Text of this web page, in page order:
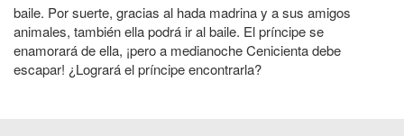
baile. Por suerte, gracias al hada madrina y a sus amigos
animales, también ella podrá ir al baile. El príncipe se
enamorará de ella, ¡pero a medianoche Cenicienta debe
escapar! ¿Logrará el príncipe encontrarla?